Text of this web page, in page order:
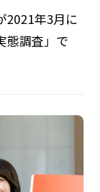
2021年3月に
態調査」で